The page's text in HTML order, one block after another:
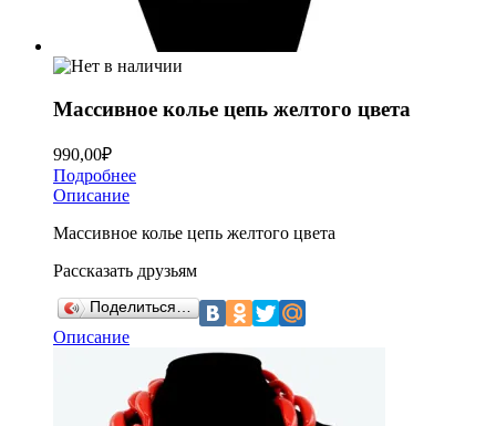
Массивное колье цепь желтого цвета
990,00₽
Подробнее
Описание
Массивное колье цепь желтого цвета
Рассказать друзьям
Поделиться…
Описание